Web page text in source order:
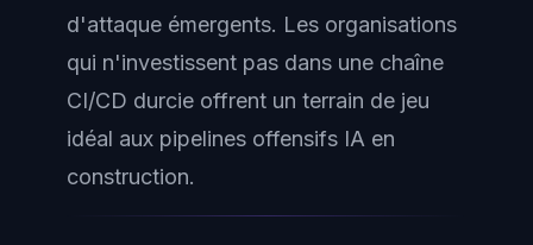
d'attaque émergents. Les organisations
qui n'investissent pas dans une chaîne
CI/CD durcie offrent un terrain de jeu
idéal aux pipelines offensifs IA en
construction.